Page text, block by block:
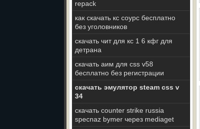
repack
как скачать кс соурс бесплатно
без уголовников
скачать чит для кс 1 6 кфг для
детрана
скачать аим для css v58
бесплатно без регистрации
скачать эмулятор steam css v
34
скачать counter strike russia
specnaz bymer через mediaget